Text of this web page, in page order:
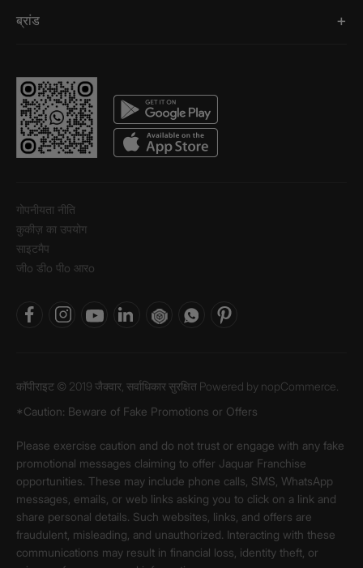
ब्रांड
गोपनीयता नीति
कुकीज़ का उपयोग
साइटमैप
जीo डीo पीo आरo
कॉपीराइट © 2019 जैक्वार, सर्वाधिकार सुरक्षित Powered by nopCommerce.
*Caution: Beware of Fake Promotions or Offers
Please exercise caution and do not trust or engage with any fake
promotional messages claiming to offer Jaquar Franchise
opportunities. These may include phone calls, SMS, WhatsApp
messages, emails, or web links asking you to click on a link and
share personal details. Such websites, links, and offers are
fraudulent, misleading, and unauthorized. Interacting with these
communications may result in financial loss, identity theft, or